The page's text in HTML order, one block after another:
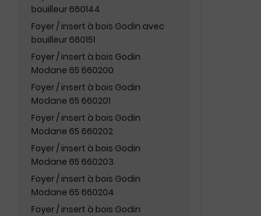
bouilleur 660144
Foyer / insert à bois Godin avec
bouilleur 660151
Foyer / insert à bois Godin
Modane 65 660200
Foyer / insert à bois Godin
Modane 65 660201
Foyer / insert à bois Godin
Modane 65 660202
Foyer / insert à bois Godin
Modane 65 660203
Foyer / insert à bois Godin
Modane 65 660204
Foyer / insert à bois Godin